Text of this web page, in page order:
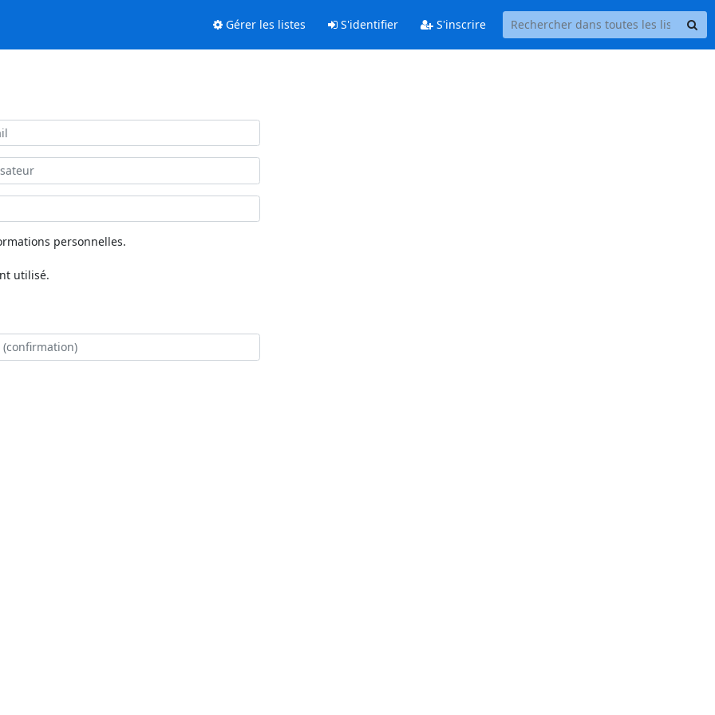
Gérer les listes S'identifier S'inscrire
personnelles.
utilisé.